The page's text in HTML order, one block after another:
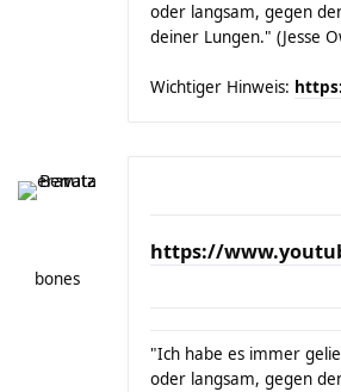
oder langsam, gegen
deiner Lungen." (Jesse
Wichtiger Hinweis:
bones
https://
"Ich habe es immer
oder langsam, gegen